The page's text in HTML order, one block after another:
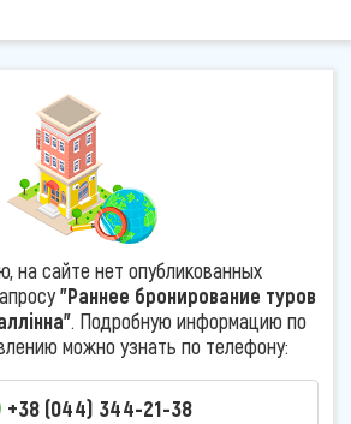
на сайте нет опубликованных
"Раннее бронирование туров
. Подробную информацию по
можно узнать по телефону:
+38 (044) 344-21-38